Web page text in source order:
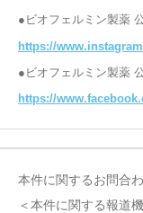
●ビオフェルミン製薬
https://
●ビオフェルミン製薬
https://
本件に関するお問合
＜本件に関する報道